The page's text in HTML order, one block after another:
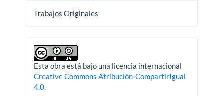
Trabajos Originales
Esta obra está bajo una licencia internacional
Creative Commons Atribución-CompartirIgual
4.0.